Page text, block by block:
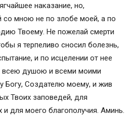
наказание, но,
со мною не по злобе моей, а по
Твоему. Не пожелай смерти
я терпеливо сносил болезнь,
и по исцелении от нее
всею душою и всеми моими
Богу, Создателю моему, и жив
Твоих заповедей, для
для моего благополучия. Аминь.